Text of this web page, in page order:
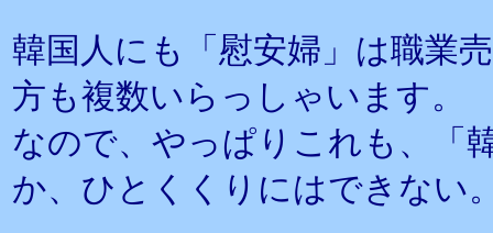
韓国人にも「慰安婦」は職業
方も複数いらっしゃいます。
なので、やっぱりこれも、「
か、ひとくくりにはできない